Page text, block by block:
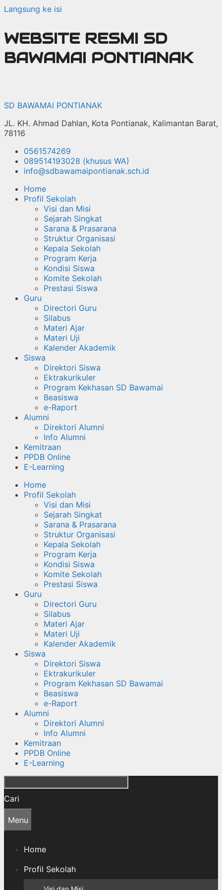
Langsung ke isi
WEBSITE RESMI SD
BAWAMAI PONTIANAK
SD BAWAMAI PONTIANAK
JL. KH. Ahmad Dahlan, Kota Pontianak, Kalimantan Barat,
78116
0561574269
089514193028 (khusus WA)
info@sdbawamaipontianak.sch.id
Home
Profil Sekolah
Visi dan Misi
Sejarah Singkat
Sarana & Prasarana
Struktur Organisasi
Kepala Sekolah
Program Kerja
Kondisi Siswa
Komite Sekolah
Prestasi Siswa
Guru
Directori Guru
Silabus
Materi Ajar
Materi Uji
Kalender Akademik
Siswa
Direktori Siswa
Ektrakurikuler
Program Kekhasan SD Bawamai
Beasiswa
e-Raport
Alumni
Direktori Alumni
Info Alumni
Kemitraan
PPDB Online
E-Learning
Home
Profil Sekolah
Visi dan Misi
Sejarah Singkat
Sarana & Prasarana
Struktur Organisasi
Kepala Sekolah
Program Kerja
Kondisi Siswa
Komite Sekolah
Prestasi Siswa
Guru
Directori Guru
Silabus
Materi Ajar
Materi Uji
Kalender Akademik
Siswa
Direktori Siswa
Ektrakurikuler
Program Kekhasan SD Bawamai
Beasiswa
e-Raport
Alumni
Direktori Alumni
Info Alumni
Kemitraan
PPDB Online
E-Learning
Cari
Menu
Home
Profil Sekolah